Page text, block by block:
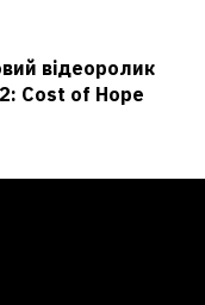
відеоролик
Cost of Hope